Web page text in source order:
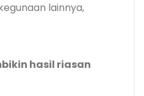
lainnya,
hasil riasan